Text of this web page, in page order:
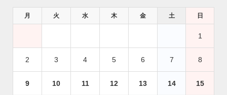
月 火 水 木 金 土 日
1
2 3 4 5 6 7 8
9 10 11 12 13 14 15